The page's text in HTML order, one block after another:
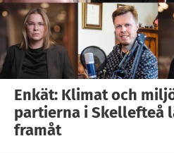
Enkät: Klimat och
partierna i Skellefteå
framåt